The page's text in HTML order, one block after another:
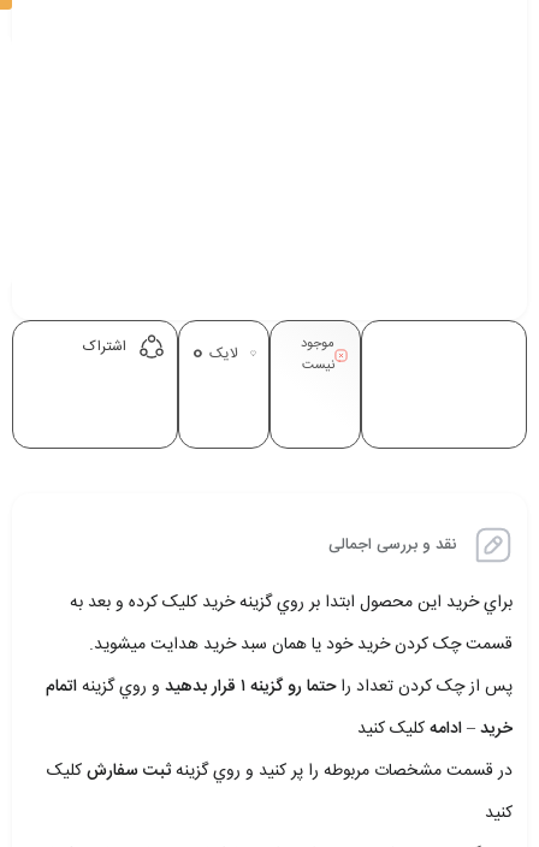
موجود
نیست
لایک 0 اشتراک
نقد و بررسی اجمالی
براي خريد اين محصول ابتدا بر روي گزينه خريد کليک کرده و بعد به
قسمت چک کردن خريد خود يا همان سبد خريد هدايت ميشويد.
پس از چک کردن تعداد راحتما رو گزينه ۱ قرار بدهيد و روي گزينهاتمام
خريد – ادامهکليک کنيد
در قسمت مشخصات مربوطه را پر کنيد و روي گزينهثبت سفارشکليک
کنيد